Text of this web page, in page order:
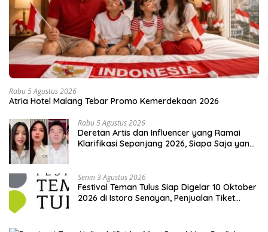
Rabu 5 Agustus 2026
Atria Hotel Malang Tebar Promo Kemerdekaan 2026
Rabu 5 Agustus 2026
Deretan Artis dan Influencer yang Ramai
Klarifikasi Sepanjang 2026, Siapa Saja yang
Senin 3 Agustus 2026
Festival Teman Tulus Siap Digelar 10 Oktober
2026 di Istora Senayan, Penjualan Tiket